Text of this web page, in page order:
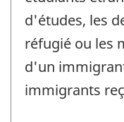
d'études, les
réfugié ou les
d'un
immigrants